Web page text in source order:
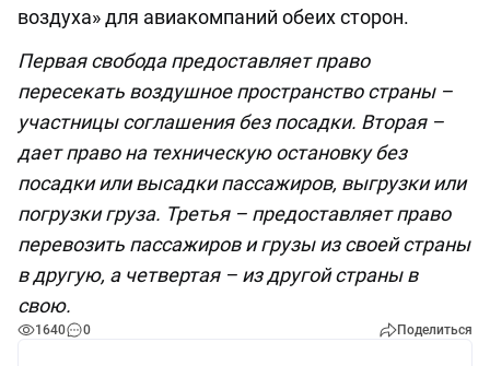
воздуха» для авиакомпаний обеих сторон.
Первая свобода предоставляет право
пересекать воздушное пространство страны –
участницы соглашения без посадки. Вторая –
дает право на техническую остановку без
посадки или высадки пассажиров, выгрузки или
погрузки груза. Третья – предоставляет право
перевозить пассажиров и грузы из своей страны
в другую, а четвертая – из другой страны в
свою.
1640 0 Поделиться